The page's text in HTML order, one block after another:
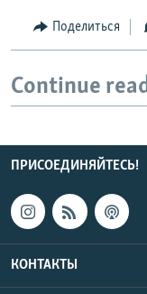
Поделиться
Continue
ПРИСОЕДИНЯЙТЕСЬ!
КОНТАКТЫ